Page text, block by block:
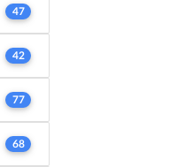
47
42
77
68